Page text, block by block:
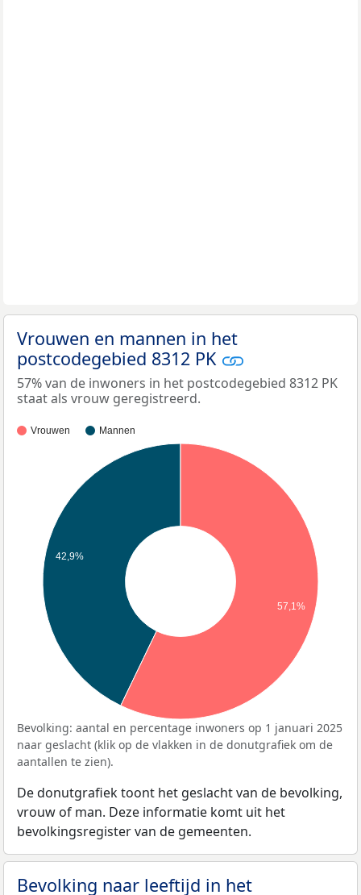
Vrouwen en mannen in het
postcodegebied 8312 PK
57% van de inwoners in het postcodegebied 8312 PK
staat als vrouw geregistreerd.
Vrouwen Mannen
42,9%
57,1%
Bevolking: aantal en percentage inwoners op 1 januari 2025
naar geslacht (klik op de vlakken in de donutgrafiek om de
aantallen te zien).
De donutgrafiek toont het geslacht van de bevolking,
vrouw of man. Deze informatie komt uit het
bevolkingsregister van de gemeenten.
Bevolking naar leeftijd in het